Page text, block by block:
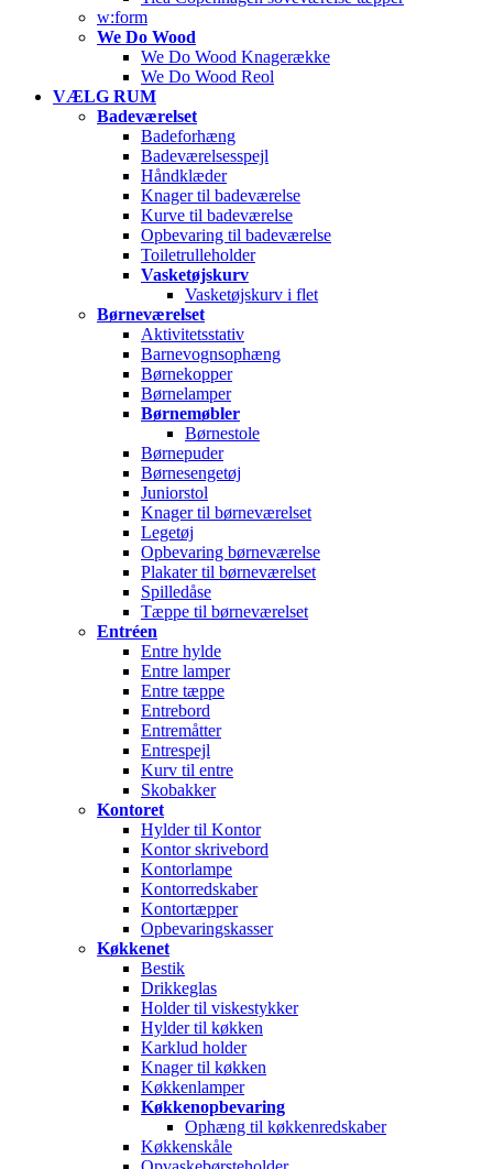
w:form
We Do Wood
We Do Wood Knagerække
We Do Wood Reol
VÆLG RUM
Badeværelset
Badeforhæng
Badeværelsesspejl
Håndklæder
Knager til badeværelse
Kurve til badeværelse
Opbevaring til badeværelse
Toiletrulleholder
Vasketøjskurv
Vasketøjskurv i flet
Børneværelset
Aktivitetsstativ
Barnevognsophæng
Børnekopper
Børnelamper
Børnemøbler
Børnestole
Børnepuder
Børnesengetøj
Juniorstol
Knager til børneværelset
Legetøj
Opbevaring børneværelse
Plakater til børneværelset
Spilledåse
Tæppe til børneværelset
Entréen
Entre hylde
Entre lamper
Entre tæppe
Entrebord
Entremåtter
Entrespejl
Kurv til entre
Skobakker
Kontoret
Hylder til Kontor
Kontor skrivebord
Kontorlampe
Kontorredskaber
Kontortæpper
Opbevaringskasser
Køkkenet
Bestik
Drikkeglas
Holder til viskestykker
Hylder til køkken
Karklud holder
Knager til køkken
Køkkenlamper
Køkkenopbevaring
Ophæng til køkkenredskaber
Køkkenskåle